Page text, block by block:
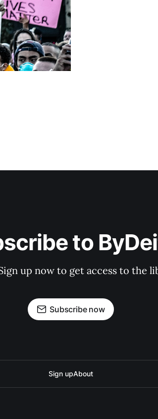
to
up now to get access to the
Subscribe now
Sign upAbout